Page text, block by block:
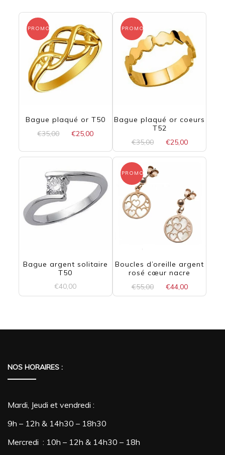
PROMO !
Bague plaqué or T50
€35,00
Le
initial
€35,00.
€25,00
actuel
€25,00.
PROMO !
Bague plaqué or coeurs
T52
€35,00
Le
prix
€25,00
prix
actuel
Bague argent solitaire
T50
€40,00
PROMO !
Boucles d’oreille argent
rosé cœur nacre
€55,00
Le
prix
€55,00.
€44,00
prix
€44,00.
NOS HORAIRES :
Mardi, Jeudi et vendredi :
9h – 12h & 14h30 – 18h30
Mercredi : 10h – 12h & 14h30 – 18h